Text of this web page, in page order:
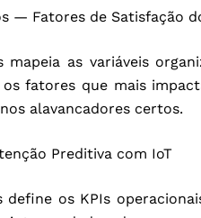
— Fatores de Satisfação
mapeia as variáveis
fatores que mais
alavancadores certos.
Preditiva com IoT
define os KPIs